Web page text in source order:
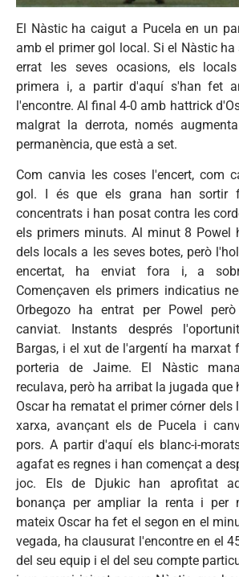
El Nàstichacaigut a Pucela en un
amb el primergol local. Si el Nàsticha
errat les seves ocasions, els locals
primera i, a partir d'aquí s'han fet
l'encontre. Al final 4-0amb hattrick
malgrat la derrota, només augmenta
permanència, que està a set.
Com canvia les coses l'encert, com
gol. I és que els grana han sortir
concentrats i han posat contra les
els primers minuts. Al minut 8 Powel
dels locals a les seves botes, però
encertat, ha enviat fora i, a
Començaven els primers indicatius
Orbegozo ha entrat per Powel
canviat. Instants després
Bargas, i el xut de l'argentí ha marxat
porteria de Jaime. El Nàstic
reculava, però ha arribat la jugada que
Oscar ha rematat el primer córner
xarxa, avançant els de Pucela i
pors. A partir d'aquí els blanc-i-
agafat es regnes i han començat a
joc. Els de Djukic han aprofitat
bonança per ampliar la renta i per
mateix Oscar ha fet el segon en el
vegada, ha clausurat l'encontre en el
del seu equip i el del seu compte